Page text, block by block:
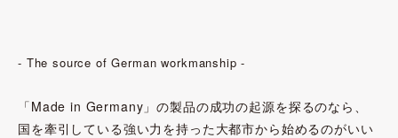
- The source of German workmanship -
「Made in Germany」の製品の成功の起源を探るのなら、
国を牽引している強い力を持った大都市から始めるのがいい